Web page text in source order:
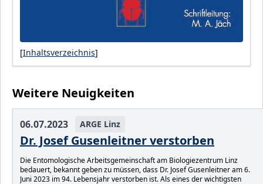
[Inhaltsverzeichnis]
Weitere Neuigkeiten
06.07.2023 ARGE Linz
Dr. Josef Gusenleitner verstorben
Die Entomologische Arbeitsgemeinschaft am Biologiezentrum Linz
bedauert, bekannt geben zu müssen, dass Dr. Josef Gusenleitner am 6.
Juni 2023 im 94. Lebensjahr verstorben ist. Als eines der wichtigsten